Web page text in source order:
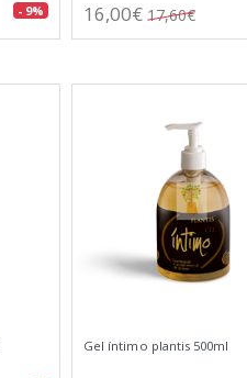
- 9% 16,00€ 17,60€
Gel íntimo plantis 500ml